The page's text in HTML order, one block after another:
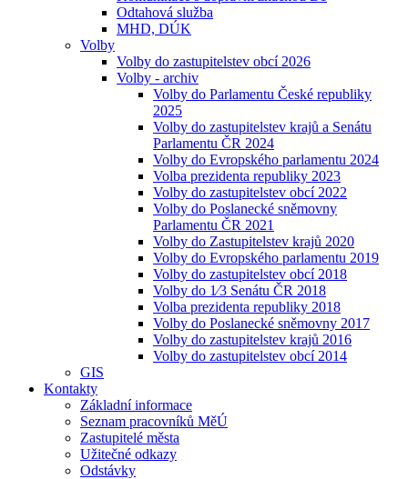
Odtahová služba
MHD, DÚK
Volby
Volby do zastupitelstev obcí 2026
Volby - archiv
Volby do Parlamentu České republiky
2025
Volby do zastupitelstev krajů a Senátu
Parlamentu ČR 2024
Volby do Evropského parlamentu 2024
Volba prezidenta republiky 2023
Volby do zastupitelstev obcí 2022
Volby do Poslanecké sněmovny
Parlamentu ČR 2021
Volby do Zastupitelstev krajů 2020
Volby do Evropského parlamentu 2019
Volby do zastupitelstev obcí 2018
Volby do 1⁄3 Senátu ČR 2018
Volba prezidenta republiky 2018
Volby do Poslanecké sněmovny 2017
Volby do zastupitelstev krajů 2016
Volby do zastupitelstev obcí 2014
GIS
Kontakty
Základní informace
Seznam pracovníků MěÚ
Zastupitelé města
Užitečné odkazy
Odstávky